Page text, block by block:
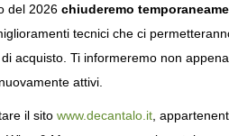
in barrique nuove di rovere
e mejorar la tua
di più, o gestisci le tue
del 2026 chiuderemo
tecnici che ci
acquisto. Ti informeremo non appena
attivi.
il sito www.decantalo.it,